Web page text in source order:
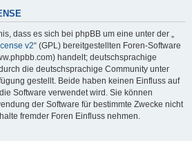
dass es sich bei phpBB um eine unter der „
v2“ (GPL) bereitgestellten Foren-Software
handelt; deutschsprachige
die deutschsprachige Community unter
gestellt. Beide haben keinen Einfluss auf
Software verwendet wird. Sie können
der Software für bestimmte Zwecke nicht
fremder Foren Einfluss nehmen.